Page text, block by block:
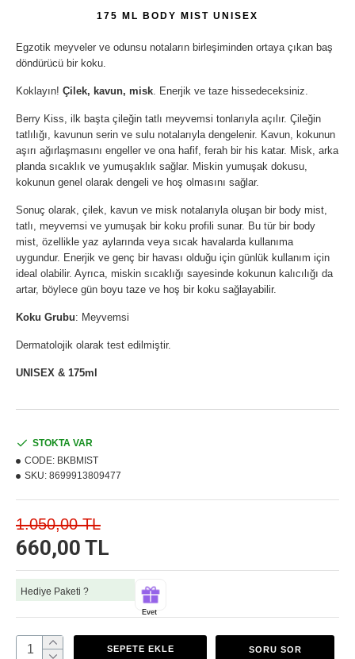
175 ML BODY MIST UNISEX
Egzotik meyveler ve odunsu notaların birleşiminden ortaya çıkan baş
döndürücü bir koku.
Koklayın! Çilek, kavun, misk. Enerjik ve taze hissedeceksiniz.
Berry Kiss, ilk başta çileğin tatlı meyvemsi tonlarıyla açılır. Çileğin
tatlılığı, kavunun serin ve sulu notalarıyla dengelenir. Kavun, kokunun
aşırı ağırlaşmasını engeller ve ona hafif, ferah bir his katar. Misk, arka
planda sıcaklık ve yumuşaklık sağlar. Miskin yumuşak dokusu,
kokunun genel olarak dengeli ve hoş olmasını sağlar.
Sonuç olarak, çilek, kavun ve misk notalarıyla oluşan bir body mist,
tatlı, meyvemsi ve yumuşak bir koku profili sunar. Bu tür bir body
mist, özellikle yaz aylarında veya sıcak havalarda kullanıma
uygundur. Enerjik ve genç bir havası olduğu için günlük kullanım için
ideal olabilir. Ayrıca, miskin sıcaklığı sayesinde kokunun kalıcılığı da
artar, böylece gün boyu taze ve hoş bir koku sağlayabilir.
Koku Grubu: Meyvemsi
Dermatolojik olarak test edilmiştir.
UNISEX & 175ml
660,00 TL
1.050,00 TL
STOKTA VAR
CODE: BKBMIST
SKU: 8699913809477
Hediye Paketi ?
Evet
SEPETE EKLE SORU SOR